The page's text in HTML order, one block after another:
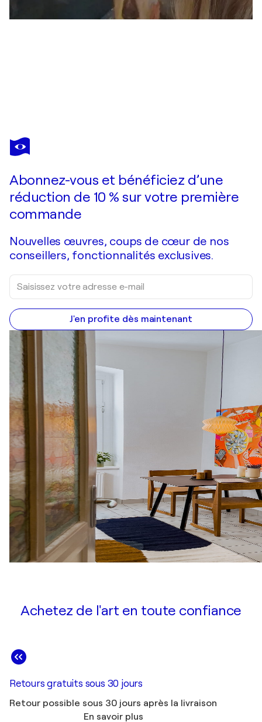
IRINA SELLER
Die Parkperspektive
Abonnez-vous et bénéficiez d’une
réduction de 10 % sur votre première
commande
Nouvelles œuvres, coups de cœur de nos
conseillers, fonctionnalités exclusives.
J'en profite dès maintenant
Achetez de l'art en toute confiance
Retours gratuits sous 30 jours
Retour possible sous 30 jours après la livraison
En savoir plus